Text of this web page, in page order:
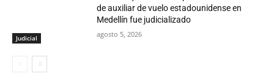
Judicial
de auxiliar de vuelo estadounidense en
Medellín fue judicializado
agosto 5, 2026